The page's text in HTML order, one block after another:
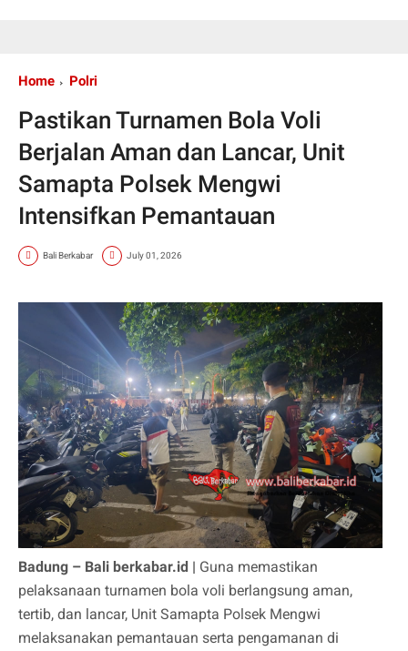
Home Polri
Pastikan Turnamen Bola Voli
Berjalan Aman dan Lancar, Unit
Samapta Polsek Mengwi
Intensifkan Pemantauan
Bali Berkabar July 01, 2026
Badung – Bali berkabar.id | Guna memastikan
pelaksanaan turnamen bola voli berlangsung aman,
tertib, dan lancar, Unit Samapta Polsek Mengwi
melaksanakan pemantauan serta pengamanan di